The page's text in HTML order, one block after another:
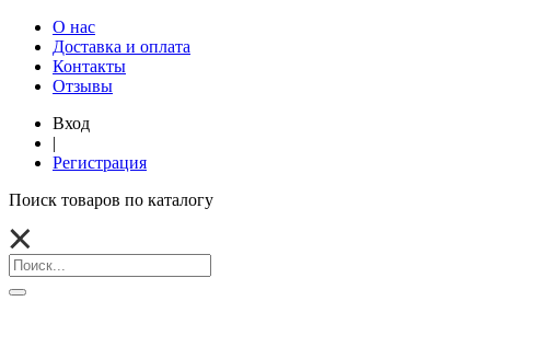
О нас
Доставка и оплата
Контакты
Отзывы
Вход
|
Регистрация
Поиск товаров по каталогу